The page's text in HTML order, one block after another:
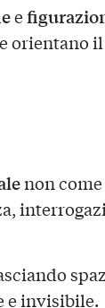
e
orientano il
non come
e invisibile.